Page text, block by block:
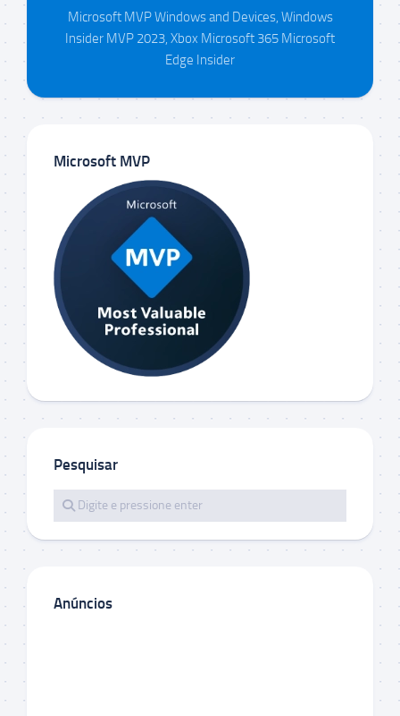
Microsoft MVP Windows and Devices, Windows
Insider MVP 2023, Xbox Microsoft 365 Microsoft
Edge Insider
Microsoft MVP
Pesquisar
Anúncios